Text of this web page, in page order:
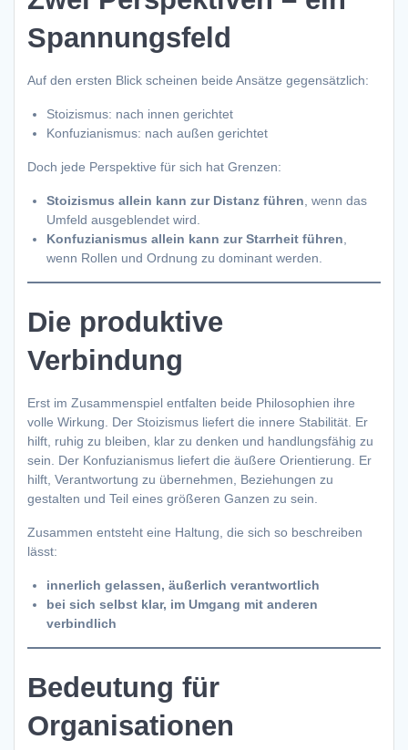
Spannungsfeld
Auf den ersten Blick scheinen beide Ansätze gegensätzlich:
Stoizismus: nach innen gerichtet
Konfuzianismus: nach außen gerichtet
Doch jede Perspektive für sich hat Grenzen:
Stoizismus allein kann zur Distanz führen, wenn das
Umfeld ausgeblendet wird.
Konfuzianismus allein kann zur Starrheit führen,
wenn Rollen und Ordnung zu dominant werden.
Die produktive
Verbindung
Erst im Zusammenspiel entfalten beide Philosophien ihre
volle Wirkung. Der Stoizismus liefert die innere Stabilität. Er
hilft, ruhig zu bleiben, klar zu denken und handlungsfähig zu
sein. Der Konfuzianismus liefert die äußere Orientierung. Er
hilft, Verantwortung zu übernehmen, Beziehungen zu
gestalten und Teil eines größeren Ganzen zu sein.
Zusammen entsteht eine Haltung, die sich so beschreiben
lässt:
innerlich gelassen, äußerlich verantwortlich
bei sich selbst klar, im Umgang mit anderen
verbindlich
Bedeutung für
Organisationen